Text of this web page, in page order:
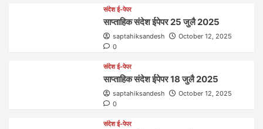
संदेश ई-पेपर
साप्ताहिक संदेश ईपेपर 25 जुलै 2025
saptahiksandesh
October 12, 2025
0
संदेश ई-पेपर
साप्ताहिक संदेश ईपेपर 18 जुलै 2025
saptahiksandesh
October 12, 2025
0
संदेश ई-पेपर